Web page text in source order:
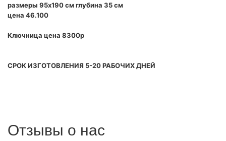
размеры 95х190 см глубина 35 см
цена 46.100
Ключница цена 8300р
СРОК ИЗГОТОВЛЕНИЯ 5-20 РАБОЧИХ ДНЕЙ
Отзывы о нас